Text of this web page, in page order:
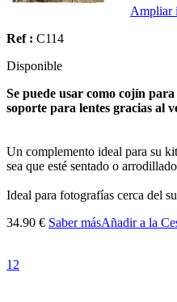
Ampliar
Ref : C114
Disponible
Se puede usar como cojín
soporte para lentes gracias al
Un complemento ideal para su
sea que esté sentado o
Ideal para fotografías cerca del
34.90 € Saber másAñadir a la
1 2